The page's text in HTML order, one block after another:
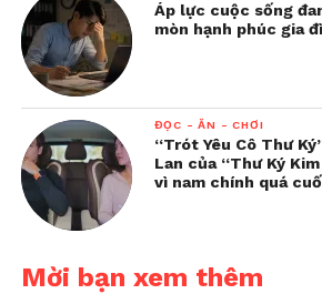
Áp lực cuộc sống
mòn hạnh phúc gia
ĐỌC - ĂN - CHƠI
“Trót Yêu Cô Thư
Lan của “Thư Ký
vì nam chính quá
Mời bạn xem thêm